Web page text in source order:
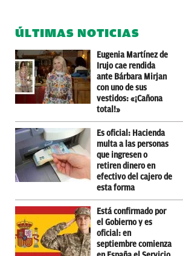
ÚLTIMAS NOTICIAS
Eugenia Martínez de
Irujo cae rendida
ante Bárbara Mirjan
con uno de sus
vestidos: «¡Cañona
total!»
Es oficial: Hacienda
multa a las personas
que ingresen o
retiren dinero en
efectivo del cajero de
esta forma
Está confirmado por
el Gobierno y es
oficial: en
septiembre comienza